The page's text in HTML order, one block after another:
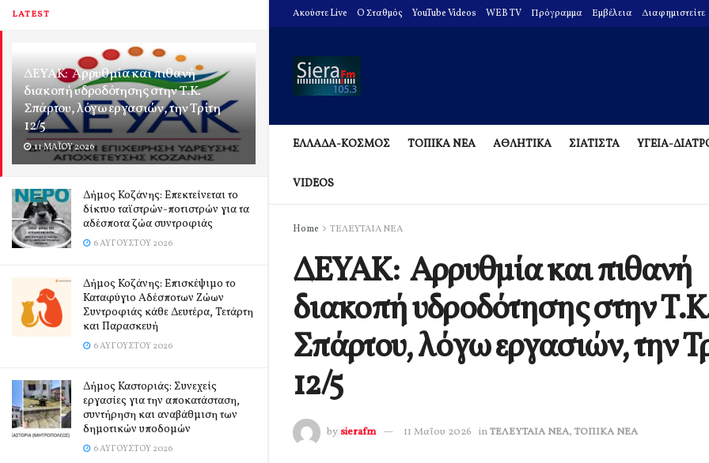
LATEST
ΔΕΥΑΚ: Αρρυθμία και πιθανή
διακοπή υδροδότησης στην Τ.Κ.
Σπάρτου, λόγω εργασιών, την Τρίτη
12/5
11 ΜΑΪ́ΟΥ 2026
Δήμος Κοζάνης: Επεκτείνεται το
δίκτυο ταϊστρών-ποτιστρών για τα
αδέσποτα ζώα συντροφιάς
6 ΑΥΓΟΎΣΤΟΥ 2026
Δήμος Κοζάνης: Επισκέψιμο το
Καταφύγιο Αδέσποτων Ζώων
Συντροφιάς κάθε Δευτέρα, Τετάρτη
και Παρασκευή
6 ΑΥΓΟΎΣΤΟΥ 2026
Δήμος Καστοριάς: Συνεχείς
εργασίες για την αποκατάσταση,
συντήρηση και αναβάθμιση των
δημοτικών υποδομών
6 ΑΥΓΟΎΣΤΟΥ 2026
Ακούστε Live O Σταθμός YouTube Videos WEB TV Πρόγραμμα Εμβέλεια Διαφημιστείτε
ΕΛΛΑΔΑ-ΚΟΣΜΟΣ ΤΟΠΙΚΑ ΝΕΑ ΑΘΛΗΤΙΚΑ ΣΙΑΤΙΣΤΑ ΥΓΕΙΑ-
VIDEOS
Home ΤΕΛΕΥΤΑΙΑ ΝΕΑ
ΔΕΥΑΚ: Αρρυθμία και πιθανή
διακοπή υδροδότησης στην
Σπάρτου, λόγω εργασιών, την
12/5
by sierafm 11 Μαΐου 2026 inΤΕΛΕΥΤΑΙΑ ΝΕΑ, ΤΟΠΙΚΑ ΝΕΑ